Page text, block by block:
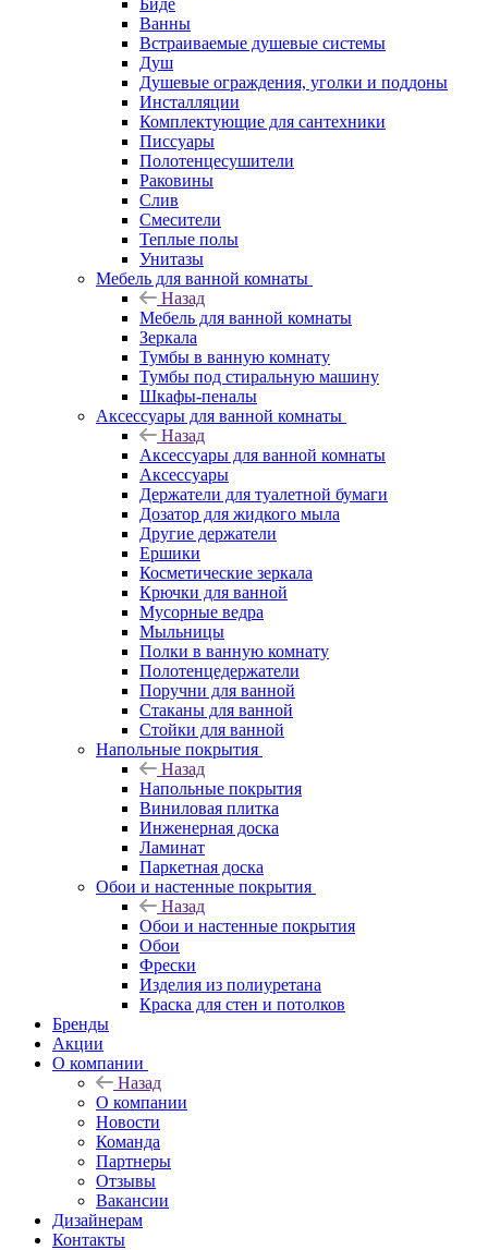
Биде
Ванны
Встраиваемые душевые системы
Душ
Душевые ограждения, уголки и поддоны
Инсталляции
Комплектующие для сантехники
Писсуары
Полотенцесушители
Раковины
Слив
Смесители
Теплые полы
Унитазы
Мебель для ванной комнаты
Назад
Мебель для ванной комнаты
Зеркала
Тумбы в ванную комнату
Тумбы под стиральную машину
Шкафы-пеналы
Аксессуары для ванной комнаты
Назад
Аксессуары для ванной комнаты
Аксессуары
Держатели для туалетной бумаги
Дозатор для жидкого мыла
Другие держатели
Ершики
Косметические зеркала
Крючки для ванной
Мусорные ведра
Мыльницы
Полки в ванную комнату
Полотенцедержатели
Поручни для ванной
Стаканы для ванной
Стойки для ванной
Напольные покрытия
Назад
Напольные покрытия
Виниловая плитка
Инженерная доска
Ламинат
Паркетная доска
Обои и настенные покрытия
Назад
Обои и настенные покрытия
Обои
Фрески
Изделия из полиуретана
Краска для стен и потолков
Бренды
Акции
О компании
Назад
О компании
Новости
Команда
Партнеры
Отзывы
Вакансии
Дизайнерам
Контакты